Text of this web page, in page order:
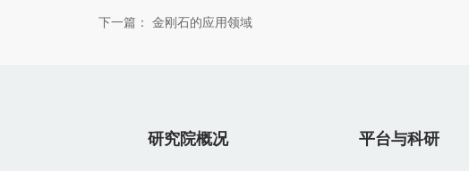
下一篇： 金刚石的应用领域
研究院概况 平台与科研